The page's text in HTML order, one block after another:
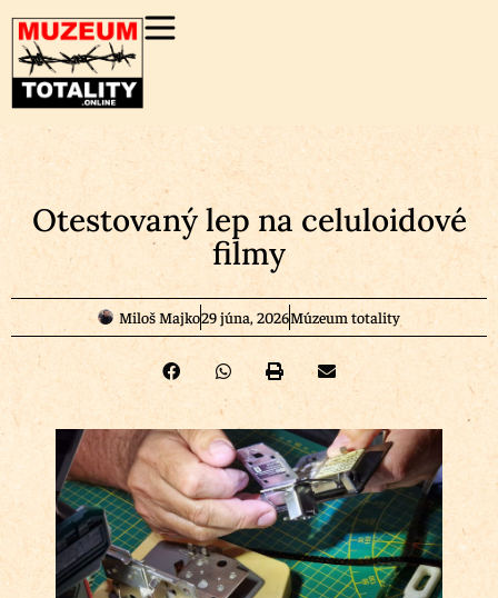
Otestovaný lep na celuloidové
filmy
Miloš Majko29 júna, 2026Múzeum totality